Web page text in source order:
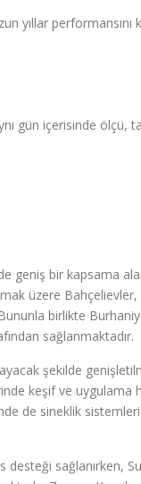
yıllar performansını
gün içerisinde ölçü,
bir kapsama
üzere
birlikte
sağlanmaktadır.
şekilde
keşif ve uygulama
de sineklik
desteği sağlanırken,